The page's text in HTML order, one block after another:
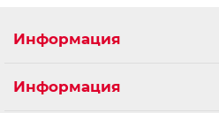
Информация
Информация